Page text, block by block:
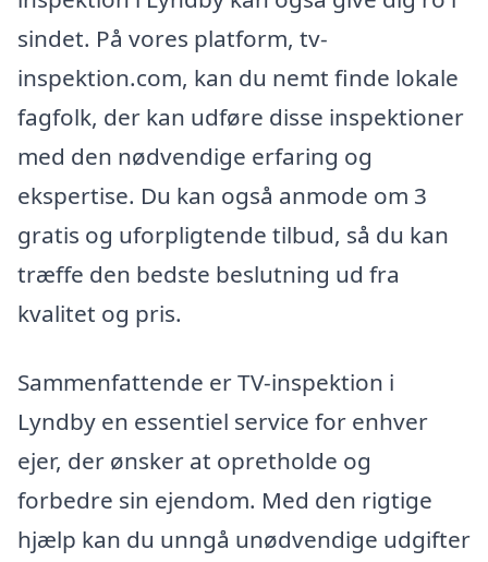
sindet. På vores platform, tv-
inspektion.com, kan du nemt finde lokale
fagfolk, der kan udføre disse inspektioner
med den nødvendige erfaring og
ekspertise. Du kan også anmode om 3
gratis og uforpligtende tilbud, så du kan
træffe den bedste beslutning ud fra
kvalitet og pris.
Sammenfattende er TV-inspektion i
Lyndby en essentiel service for enhver
ejer, der ønsker at opretholde og
forbedre sin ejendom. Med den rigtige
hjælp kan du unngå unødvendige udgifter